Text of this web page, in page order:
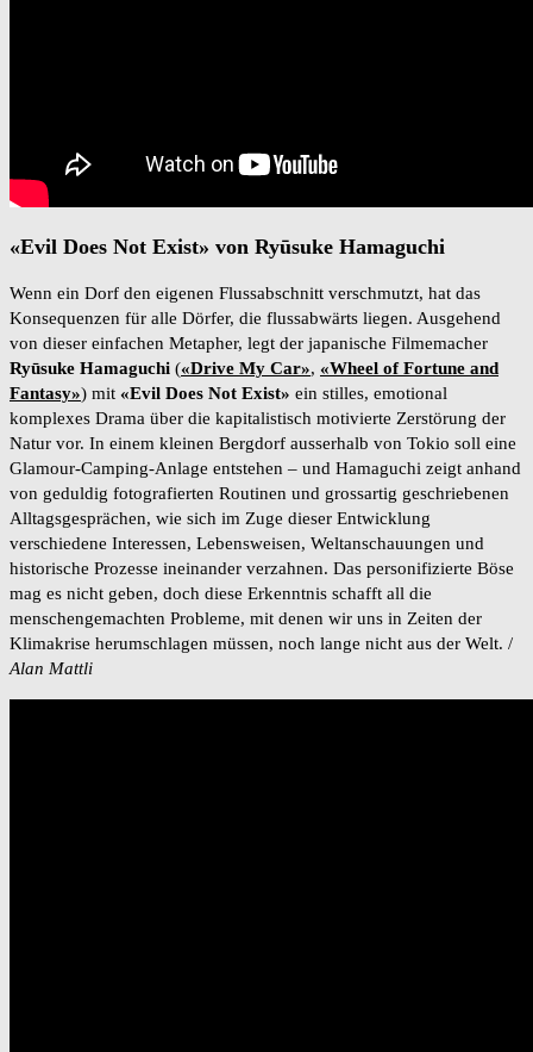
«Evil Does Not Exist» von Ryūsuke Hamaguchi
Wenn ein Dorf den eigenen Flussabschnitt verschmutzt, hat das
Konsequenzen für alle Dörfer, die flussabwärts liegen. Ausgehend
von dieser einfachen Metapher, legt der japanische Filmemacher
Ryūsuke Hamaguchi («Drive My Car», «Wheel of Fortune and
Fantasy») mit «Evil Does Not Exist» ein stilles, emotional
komplexes Drama über die kapitalistisch motivierte Zerstörung der
Natur vor. In einem kleinen Bergdorf ausserhalb von Tokio soll eine
Glamour-Camping-Anlage entstehen – und Hamaguchi zeigt anhand
von geduldig fotografierten Routinen und grossartig geschriebenen
Alltagsgesprächen, wie sich im Zuge dieser Entwicklung
verschiedene Interessen, Lebensweisen, Weltanschauungen und
historische Prozesse ineinander verzahnen. Das personifizierte Böse
mag es nicht geben, doch diese Erkenntnis schafft all die
menschengemachten Probleme, mit denen wir uns in Zeiten der
Klimakrise herumschlagen müssen, noch lange nicht aus der Welt. /
Alan Mattli